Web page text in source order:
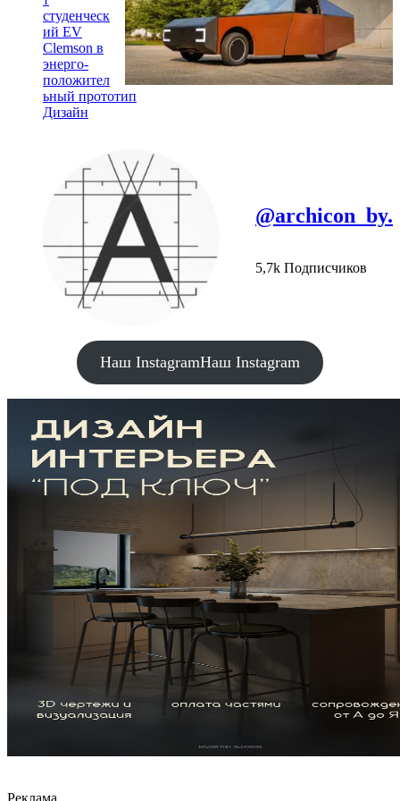
студенческ
ий EV
Clemson в
энерго-
положител
ьный прототип
Дизайн
@archicon_by.
5,7k Подписчиков
Наш InstagramНаш Instagram